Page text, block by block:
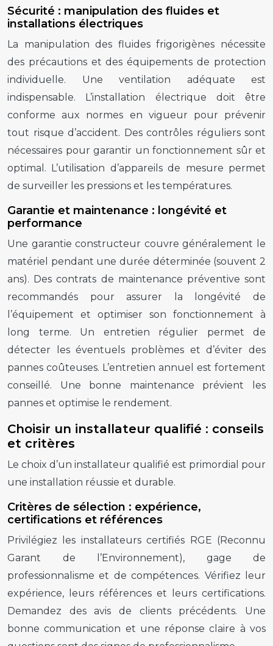
Sécurité : manipulation des fluides et
installations électriques
La manipulation des fluides frigorigènes nécessite
des précautions et des équipements de protection
individuelle. Une ventilation adéquate est
indispensable. L’installation électrique doit être
conforme aux normes en vigueur pour prévenir
tout risque d’accident. Des contrôles réguliers sont
nécessaires pour garantir un fonctionnement sûr et
optimal. L’utilisation d’appareils de mesure permet
de surveiller les pressions et les températures.
Garantie et maintenance : longévité et
performance
Une garantie constructeur couvre généralement le
matériel pendant une durée déterminée (souvent 2
ans). Des contrats de maintenance préventive sont
recommandés pour assurer la longévité de
l’équipement et optimiser son fonctionnement à
long terme. Un entretien régulier permet de
détecter les éventuels problèmes et d’éviter des
pannes coûteuses. L’entretien annuel est fortement
conseillé. Une bonne maintenance prévient les
pannes et optimise le rendement.
Choisir un installateur qualifié : conseils
et critères
Le choix d’un installateur qualifié est primordial pour
une installation réussie et durable.
Critères de sélection : expérience,
certifications et références
Privilégiez les installateurs certifiés RGE (Reconnu
Garant de l’Environnement), gage de
professionnalisme et de compétences. Vérifiez leur
expérience, leurs références et leurs certifications.
Demandez des avis de clients précédents. Une
bonne communication et une réponse claire à vos